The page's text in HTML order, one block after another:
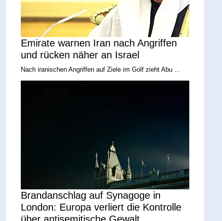
Emirate warnen Iran nach Angriffen
und rücken näher an Israel
Nach iranischen Angriffen auf Ziele im Golf zieht Abu ...
Brandanschlag auf Synagoge in
London: Europa verliert die Kontrolle
über antisemitische Gewalt